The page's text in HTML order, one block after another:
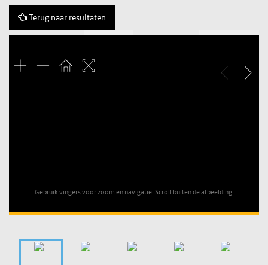
Terug naar resultaten
Gebruik vingers voor zoom en navigatie. Scroll buiten de afbeelding.